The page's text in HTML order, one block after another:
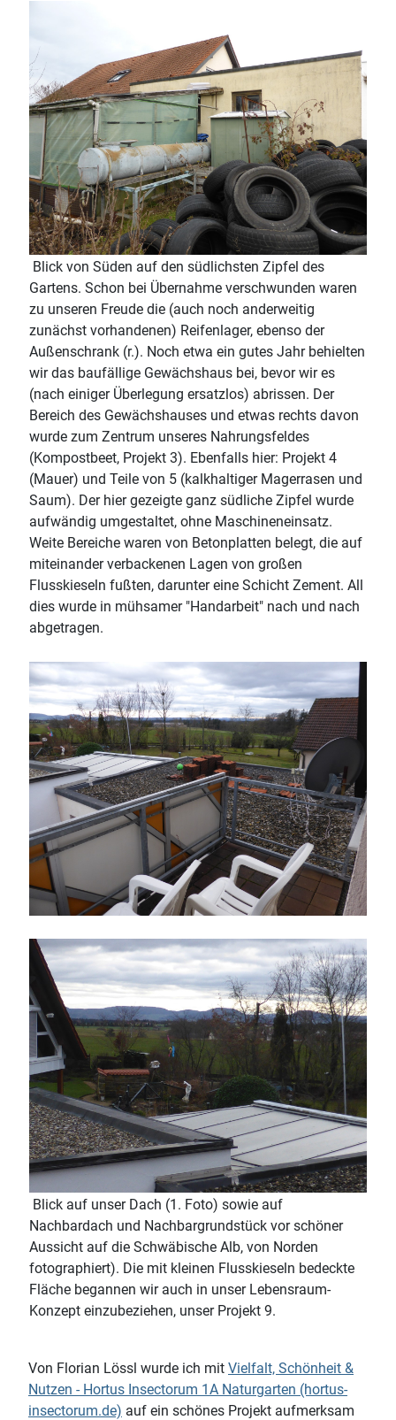
Blick von Süden auf den südlichsten Zipfel des
Gartens. Schon bei Übernahme verschwunden waren
zu unseren Freude die (auch noch anderweitig
zunächst vorhandenen) Reifenlager, ebenso der
Außenschrank (r.). Noch etwa ein gutes Jahr behielten
wir das baufällige Gewächshaus bei, bevor wir es
(nach einiger Überlegung ersatzlos) abrissen. Der
Bereich des Gewächshauses und etwas rechts davon
wurde zum Zentrum unseres Nahrungsfeldes
(Kompostbeet, Projekt 3). Ebenfalls hier: Projekt 4
(Mauer) und Teile von 5 (kalkhaltiger Magerrasen und
Saum). Der hier gezeigte ganz südliche Zipfel wurde
aufwändig umgestaltet, ohne Maschineneinsatz.
Weite Bereiche waren von Betonplatten belegt, die auf
miteinander verbackenen Lagen von großen
Flusskieseln fußten, darunter eine Schicht Zement. All
dies wurde in mühsamer "Handarbeit" nach und nach
abgetragen.
Blick auf unser Dach (1. Foto) sowie auf
Nachbardach und Nachbargrundstück vor schöner
Aussicht auf die Schwäbische Alb, von Norden
fotographiert). Die mit kleinen Flusskieseln bedeckte
Fläche begannen wir auch in unser Lebensraum-
Konzept einzubeziehen, unser Projekt 9.
Von Florian Lössl wurde ich mit Vielfalt, Schönheit &
Nutzen - Hortus Insectorum 1A Naturgarten (hortus-
insectorum.de) auf ein schönes Projekt aufmerksam